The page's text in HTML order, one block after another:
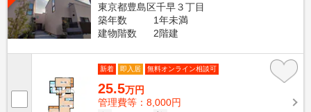
東京都豊島区千早３丁目
築年数
1年未満
建物階数
2階建
新着 即入居 無料オンライン相談可
25.5万円
管理費等：8,000円